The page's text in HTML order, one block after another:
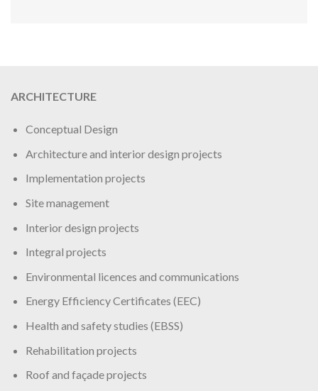
ARCHITECTURE
Conceptual Design
Architecture and interior design projects
Implementation projects
Site management
Interior design projects
Integral projects
Environmental licences and communications
Energy Efficiency Certificates (EEC)
Health and safety studies (EBSS)
Rehabilitation projects
Roof and façade projects